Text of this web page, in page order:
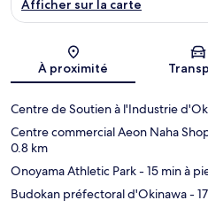
Afficher sur la carte
À proximité
Centre de Soutien à l'Industrie
Centre commercial Aeon Naha
0.8 km
Onoyama Athletic Park- 15 min à
Budokan préfectoral d'Okinawa-